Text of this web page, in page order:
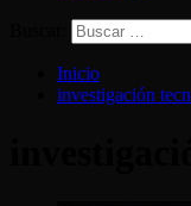
Inicio
investigación